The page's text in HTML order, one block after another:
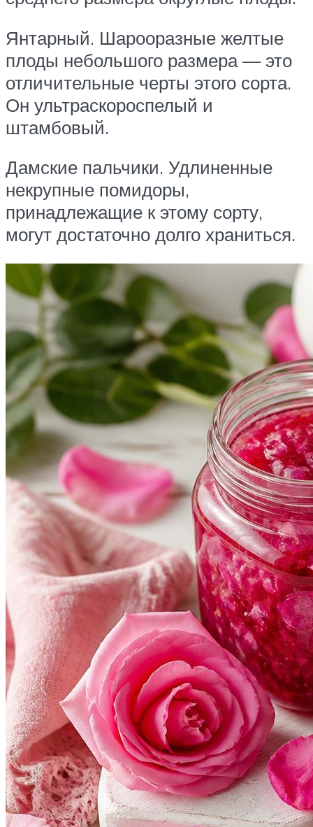
Янтарный. Шарооразные желтые
плоды небольшого размера — это
отличительные черты этого сорта.
Он ультраскороспелый и
штамбовый.
Дамские пальчики. Удлиненные
некрупные помидоры,
принадлежащие к этому сорту,
могут достаточно долго храниться.